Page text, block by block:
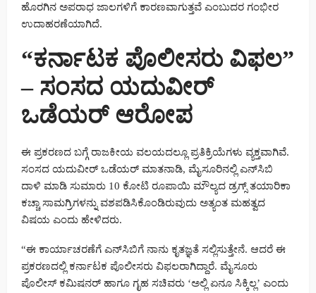
ಹೊರಗಿನ ಅಪರಾಧ ಜಾಲಗಳಿಗೆ ಕಾರಣವಾಗುತ್ತವೆ ಎಂಬುದರ ಗಂಭೀರ
ಉದಾಹರಣೆಯಾಗಿದೆ.
“ಕರ್ನಾಟಕ ಪೊಲೀಸರು ವಿಫಲ”
– ಸಂಸದ ಯದುವೀರ್
ಒಡೆಯರ್ ಆರೋಪ
ಈ ಪ್ರಕರಣದ ಬಗ್ಗೆ ರಾಜಕೀಯ ವಲಯದಲ್ಲೂ ಪ್ರತಿಕ್ರಿಯೆಗಳು ವ್ಯಕ್ತವಾಗಿವೆ.
ಸಂಸದ ಯದುವೀರ್ ಒಡೆಯರ್ ಮಾತನಾಡಿ, ಮೈಸೂರಿನಲ್ಲಿ ಎನ್‌ಸಿಬಿ
ದಾಳಿ ಮಾಡಿ ಸುಮಾರು 10 ಕೋಟಿ ರೂಪಾಯಿ ಮೌಲ್ಯದ ಡ್ರಗ್ಸ್ ತಯಾರಿಕಾ
ಕಚ್ಚಾ ಸಾಮಗ್ರಿಗಳನ್ನು ವಶಪಡಿಸಿಕೊಂಡಿರುವುದು ಅತ್ಯಂತ ಮಹತ್ವದ
ವಿಷಯ ಎಂದು ಹೇಳಿದರು.
“ಈ ಕಾರ್ಯಾಚರಣೆಗೆ ಎನ್‌ಸಿಬಿಗೆ ನಾನು ಕೃತಜ್ಞತೆ ಸಲ್ಲಿಸುತ್ತೇನೆ. ಆದರೆ ಈ
ಪ್ರಕರಣದಲ್ಲಿ ಕರ್ನಾಟಕ ಪೊಲೀಸರು ವಿಫಲರಾಗಿದ್ದಾರೆ. ಮೈಸೂರು
ಪೊಲೀಸ್ ಕಮಿಷನರ್ ಹಾಗೂ ಗೃಹ ಸಚಿವರು ‘ಅಲ್ಲಿ ಏನೂ ಸಿಕ್ಕಿಲ್ಲ’ ಎಂದು